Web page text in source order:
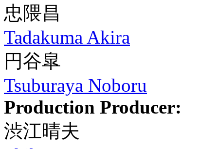
忠隈昌
Tadakuma Akira
円谷皐
Tsuburaya Noboru
Production Producer:
渋江晴夫